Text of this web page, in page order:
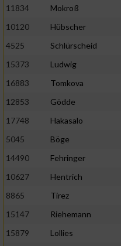
11834
Mokroß
10120
Hübscher
4525
Schlürscheid
15373
Ludwig
16883
Tomkova
12853
Gödde
17748
Hakasalo
5045
Böge
14490
Fehringer
10627
Hentrich
8865
Tirez
15147
Riehemann
15879
Lollies